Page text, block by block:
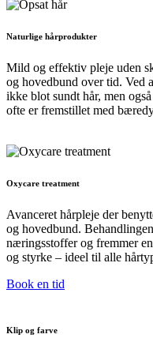
Naturlige hårprodukter
Mild og effektiv pleje uden
og hovedbund over tid. Ved
ikke blot sundt hår, men
ofte er fremstillet med
Oxycare treatment
Avanceret hårpleje der
og hovedbund.
næringsstoffer og fremmer
og styrke – ideel til alle
Book en tid
Klip og farve